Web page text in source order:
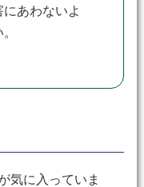
あわないよ
気に入っていま